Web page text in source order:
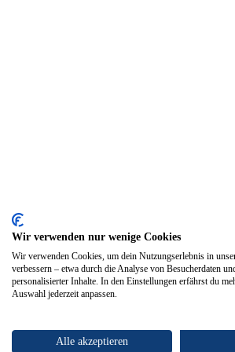
Wir verwenden nur wenige Cookies
Wir verwenden Cookies, um dein Nutzungserlebnis in
verbessern – etwa durch die Analyse von Besucherdaten
personalisierter Inhalte. In den Einstellungen erfährst du
Auswahl jederzeit anpassen.
Alle akzeptieren